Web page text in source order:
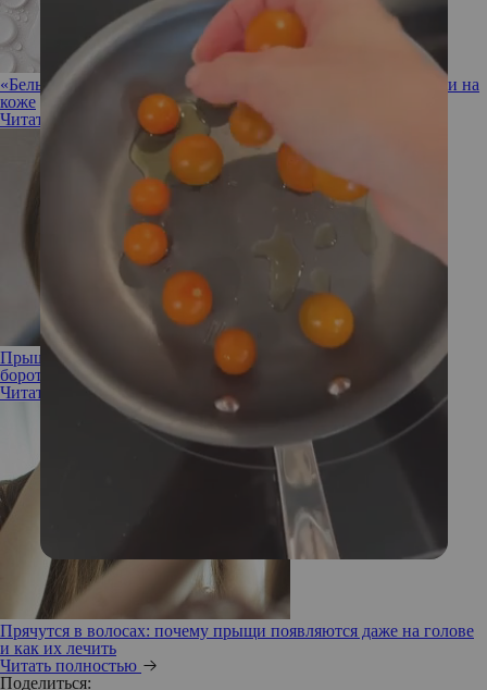
«Белые зернышки», или белые угри: что делать с милиумами на
коже
Читать полностью
Прыщи под челкой: почему они появляются и как с ними
бороться
Читать полностью
Прячутся в волосах: почему прыщи появляются даже на голове
и как их лечить
Читать полностью
Поделиться: